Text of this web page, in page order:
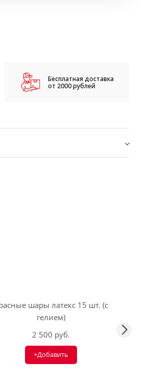
Бесплатная доставка
от 2000 рублей
шары латекс 15 шт. (с
гелием)
2 500 руб.
+Добавить